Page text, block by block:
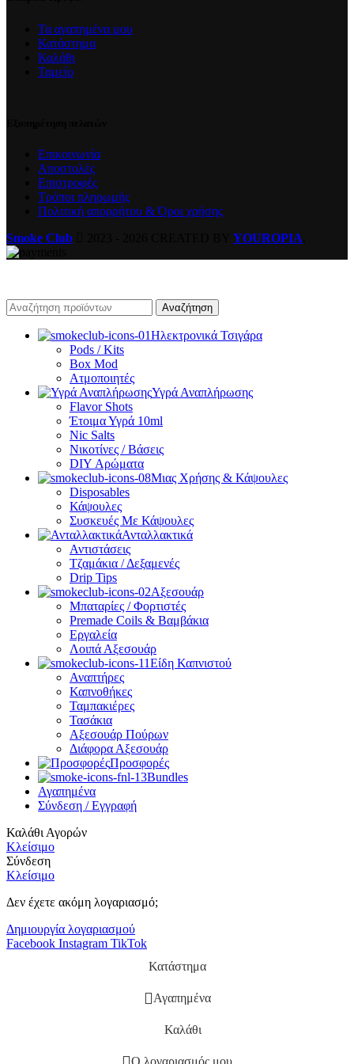
Τα αγαπημένα μου
Κατάστημα
Καλάθι
Ταμείο
Επικοινωνία
Αποστολές
Επιστροφές
Τρόποι πληρωμής
Πολιτική απορρήτου & Όροι χρήσης
Smoke Club
YOUROPIA
Αναζήτηση
Ηλεκτρονικά Τσιγάρα
Pods / Kits
Box Mod
Ατμοποιητές
Υγρά Αναπλήρωσης
Flavor Shots
Έτοιμα Υγρά 10ml
Nic Salts
Νικοτίνες / Βάσεις
DIY Αρώματα
Μιας Χρήσης & Κάψουλες
Disposables
Κάψουλες
Συσκευές Με Κάψουλες
Ανταλλακτικά
Αντιστάσεις
Τζαμάκια / Δεξαμενές
Drip Tips
Αξεσουάρ
Μπαταρίες / Φορτιστές
Premade Coils & Βαμβάκια
Εργαλεία
Λοιπά Αξεσουάρ
Είδη Καπνιστού
Αναπτήρες
Καπνοθήκες
Ταμπακιέρες
Τασάκια
Αξεσουάρ Πούρων
Διάφορα Αξεσουάρ
Προσφορές
Bundles
Αγαπημένα
Σύνδεση / Εγγραφή
Καλάθι Αγορών
Κλείσιμο
Σύνδεση
Κλείσιμο
Δεν έχετε ακόμη λογαριασμό;
Δημιουργία λογαριασμού
Facebook Instagram TikTok
Κατάστημα
Αγαπημένα
Καλάθι
Ο λογαριασμός μου